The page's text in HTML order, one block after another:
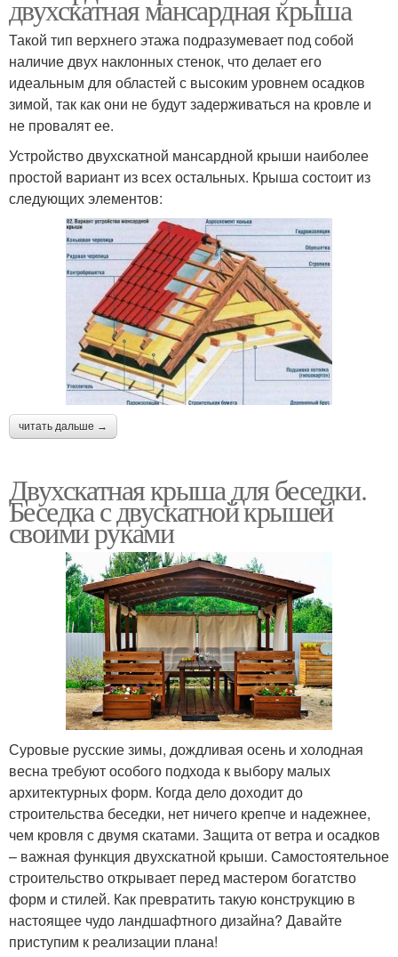
двухскатная мансардная крыша
Такой тип верхнего этажа подразумевает под собой
наличие двух наклонных стенок, что делает его
идеальным для областей с высоким уровнем осадков
зимой, так как они не будут задерживаться на кровле и
не провалят ее.
Устройство двухскатной мансардной крыши наиболее
простой вариант из всех остальных. Крыша состоит из
следующих элементов:
читать дальше →
Двухскатная крыша для беседки.
Беседка с двускатной крышей
своими руками
Суровые русские зимы, дождливая осень и холодная
весна требуют особого подхода к выбору малых
архитектурных форм. Когда дело доходит до
строительства беседки, нет ничего крепче и надежнее,
чем кровля с двумя скатами. Защита от ветра и осадков
– важная функция двухскатной крыши. Самостоятельное
строительство открывает перед мастером богатство
форм и стилей. Как превратить такую конструкцию в
настоящее чудо ландшафтного дизайна? Давайте
приступим к реализации плана!